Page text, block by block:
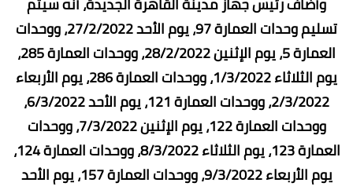
تسليم وحدات العمارة 97، يوم الأحد 27/2/2022، ووحدات
العمارة 5، يوم الإثنين 28/2/2022، ووحدات العمارة 285،
يوم الثلاثاء 1/3/2022، ووحدات العمارة 286، يوم الأربعاء
2/3/2022، ووحدات العمارة 121، يوم الأحد 6/3/2022،
ووحدات العمارة 122، يوم الإثنين 7/3/2022، ووحدات
العمارة 123، يوم الثلاثاء 8/3/2022، ووحدات العمارة 124،
يوم الأربعاء 9/3/2022، ووحدات العمارة 157، يوم الأحد